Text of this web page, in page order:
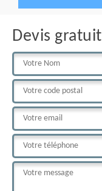
Devis gratuit